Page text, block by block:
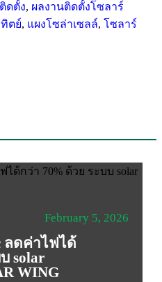
ดตั้ง, ผลงานติดตั้งโซลาร์
ตย์, แผงโซล่าเซลล์, โซลาร์
February 5, 2026
ลดค่าไฟได้
solar
WING